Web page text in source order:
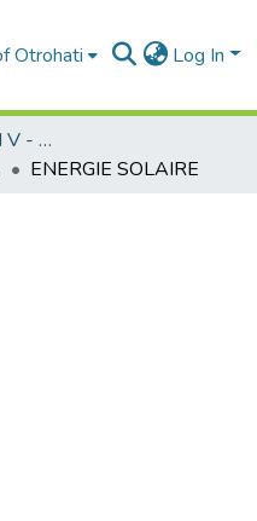
Otrohati Log In
Université Mohammed V - Rabat
ENERGIE SOLAIRE